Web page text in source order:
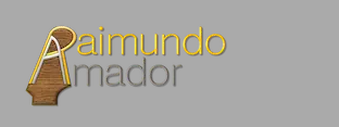
content